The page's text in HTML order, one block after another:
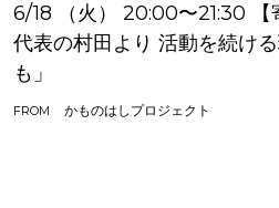
6/18 （火） 20:00〜21:30 【
代表の村田より 活動を続け
も」
FROM かものはしプロジェクト